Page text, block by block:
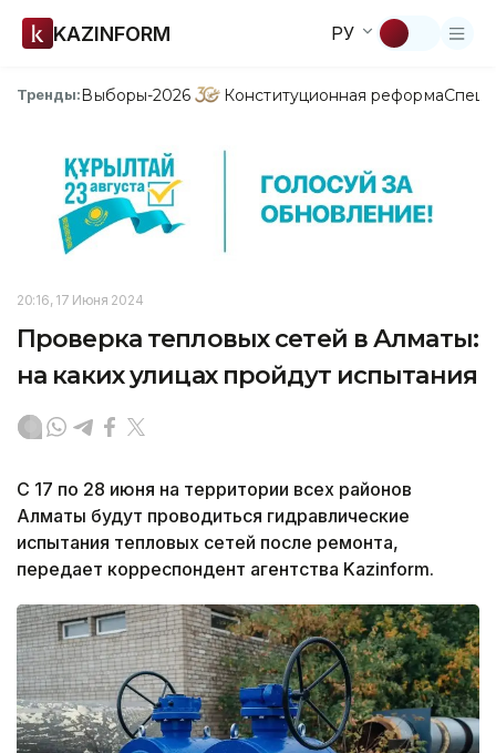
KAZINFORM РУ
Тренды:Выборы-2026 Конституционная реформа
20:16, 17 Июня 2024
Проверка тепловых сетей в Алматы:
на каких улицах пройдут испытания
С 17 по 28 июня на территории всех районов
Алматы будут проводиться гидравлические
испытания тепловых сетей после ремонта,
передает корреспондент агентства Kazinform.